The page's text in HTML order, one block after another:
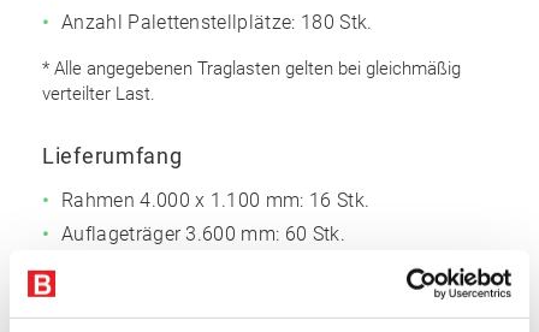
Anzahl Palettenstellplätze: 180 Stk.
* Alle angegebenen Traglasten gelten bei gleichmäßig
verteilter Last.
Lieferumfang
Rahmen 4.000 x 1.100 mm: 16 Stk.
Auflageträger 3.600 mm: 60 Stk.